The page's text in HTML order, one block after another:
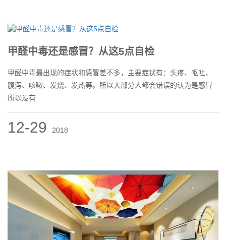
甲醛中毒还是感冒？从这5点自检
甲醛中毒最出现的症状和感冒差不多，主要症状有：头疼、呕吐、
腹泻、咳嗽、发烧、发热等。所以大部分人都会错误的认为是感冒
所以没有
12-29 2018